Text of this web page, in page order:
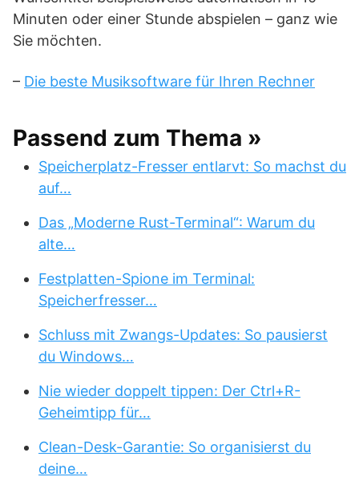
Minuten oder einer Stunde abspielen – ganz wie
Sie möchten.
– Die beste Musiksoftware für Ihren Rechner
Passend zum Thema »
Speicherplatz-Fresser entlarvt: So machst du
auf…
Das „Moderne Rust-Terminal“: Warum du
alte…
Festplatten-Spione im Terminal:
Speicherfresser…
Schluss mit Zwangs-Updates: So pausierst
du Windows…
Nie wieder doppelt tippen: Der Ctrl+R-
Geheimtipp für…
Clean-Desk-Garantie: So organisierst du
deine…